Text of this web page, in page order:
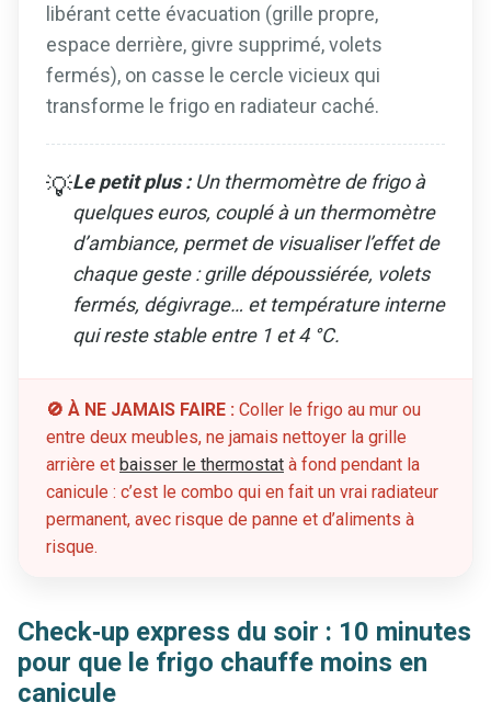
libérant cette évacuation (grille propre,
espace derrière, givre supprimé, volets
fermés), on casse le cercle vicieux qui
transforme le frigo en radiateur caché.
💡Le petit plus :Un thermomètre de frigo à
quelques euros, couplé à un thermomètre
d’ambiance, permet de visualiser l’effet de
chaque geste : grille dépoussiérée, volets
fermés, dégivrage… et température interne
qui reste stable entre 1 et 4 °C.
🚫 À NE JAMAIS FAIRE : Coller le frigo au mur ou
entre deux meubles, ne jamais nettoyer la grille
arrière et baisser le thermostat à fond pendant la
canicule : c’est le combo qui en fait un vrai radiateur
permanent, avec risque de panne et d’aliments à
risque.
Check‑up express du soir : 10 minutes
pour que le frigo chauffe moins en
canicule